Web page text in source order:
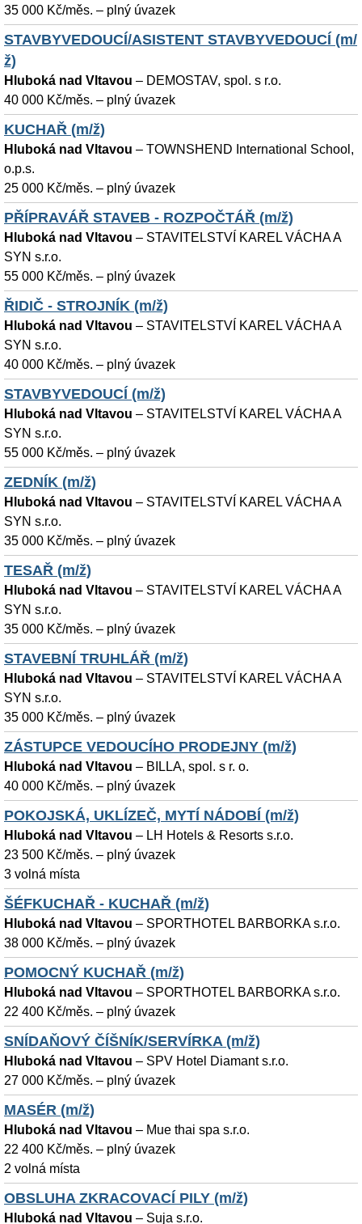
35 000 Kč/měs. – plný úvazek
STAVBYVEDOUCÍ/ASISTENT STAVBYVEDOUCÍ (m/
ž)
Hluboká nad Vltavou – DEMOSTAV, spol. s r.o.
40 000 Kč/měs. – plný úvazek
KUCHAŘ (m/ž)
Hluboká nad Vltavou – TOWNSHEND International School,
o.p.s.
25 000 Kč/měs. – plný úvazek
PŘÍPRAVÁŘ STAVEB - ROZPOČTÁŘ (m/ž)
Hluboká nad Vltavou – STAVITELSTVÍ KAREL VÁCHA A
SYN s.r.o.
55 000 Kč/měs. – plný úvazek
ŘIDIČ - STROJNÍK (m/ž)
Hluboká nad Vltavou – STAVITELSTVÍ KAREL VÁCHA A
SYN s.r.o.
40 000 Kč/měs. – plný úvazek
STAVBYVEDOUCÍ (m/ž)
Hluboká nad Vltavou – STAVITELSTVÍ KAREL VÁCHA A
SYN s.r.o.
55 000 Kč/měs. – plný úvazek
ZEDNÍK (m/ž)
Hluboká nad Vltavou – STAVITELSTVÍ KAREL VÁCHA A
SYN s.r.o.
35 000 Kč/měs. – plný úvazek
TESAŘ (m/ž)
Hluboká nad Vltavou – STAVITELSTVÍ KAREL VÁCHA A
SYN s.r.o.
35 000 Kč/měs. – plný úvazek
STAVEBNÍ TRUHLÁŘ (m/ž)
Hluboká nad Vltavou – STAVITELSTVÍ KAREL VÁCHA A
SYN s.r.o.
35 000 Kč/měs. – plný úvazek
ZÁSTUPCE VEDOUCÍHO PRODEJNY (m/ž)
Hluboká nad Vltavou – BILLA, spol. s r. o.
40 000 Kč/měs. – plný úvazek
POKOJSKÁ, UKLÍZEČ, MYTÍ NÁDOBÍ (m/ž)
Hluboká nad Vltavou – LH Hotels & Resorts s.r.o.
23 500 Kč/měs. – plný úvazek
3 volná místa
ŠÉFKUCHAŘ - KUCHAŘ (m/ž)
Hluboká nad Vltavou – SPORTHOTEL BARBORKA s.r.o.
38 000 Kč/měs. – plný úvazek
POMOCNÝ KUCHAŘ (m/ž)
Hluboká nad Vltavou – SPORTHOTEL BARBORKA s.r.o.
22 400 Kč/měs. – plný úvazek
SNÍDAŇOVÝ ČÍŠNÍK/SERVÍRKA (m/ž)
Hluboká nad Vltavou – SPV Hotel Diamant s.r.o.
27 000 Kč/měs. – plný úvazek
MASÉR (m/ž)
Hluboká nad Vltavou – Mue thai spa s.r.o.
22 400 Kč/měs. – plný úvazek
2 volná místa
OBSLUHA ZKRACOVACÍ PILY (m/ž)
Hluboká nad Vltavou – Suja s.r.o.